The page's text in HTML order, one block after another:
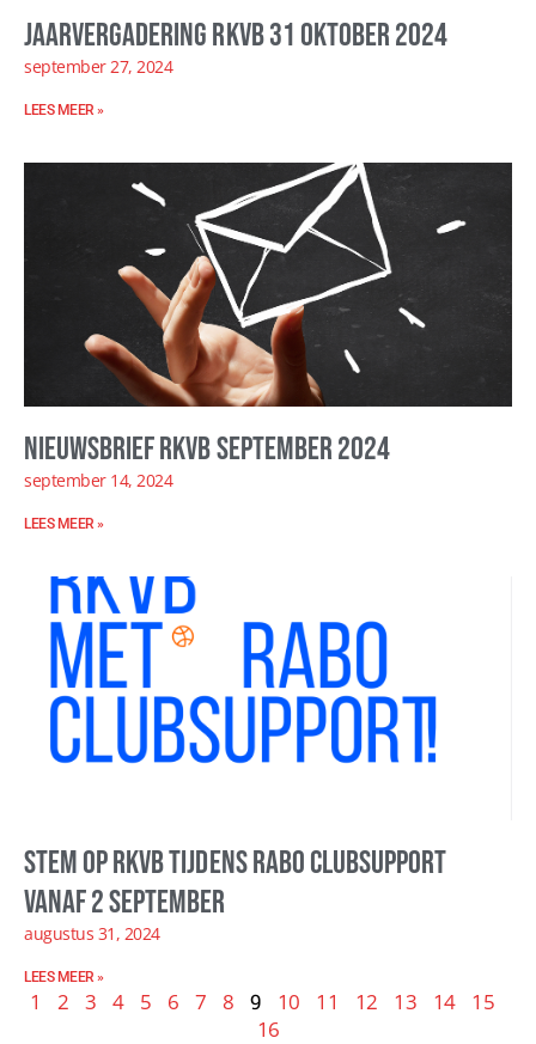
Jaarvergadering RKVB 31 oktober 2024
september 27, 2024
LEES MEER »
Nieuwsbrief RKVB september 2024
september 14, 2024
LEES MEER »
Stem op RKVB tijdens Rabo ClubSupport
vanaf 2 september
augustus 31, 2024
LEES MEER »
1 2 3 4 5 6 7 8 9 10 11 12 13 14
15
16